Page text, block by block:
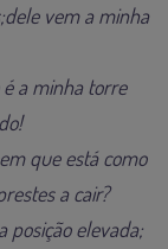
vem a minha
a minha torre
que está como
a cair?
posição elevada;